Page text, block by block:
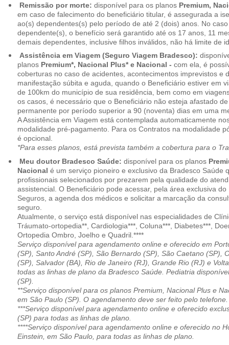
Remissão por morte: disponível para os planos Premium,
em caso de falecimento do beneficiário titular, é assegurada a
ao(s) dependentes(s) pelo período de até 2 (dois) anos. No
dependente(s), o benefício será garantido até os 17 anos, 11
demais dependentes, inclusive filhos inválidos, não há limite de
Assistência em Viagem (Seguro Viagem Bradesco):
planos Premium*, Nacional Plus* e Nacional - com ela, é
coberturas no caso de acidentes, acontecimentos imprevistos e
manifestação súbita e aguda, quando o Beneficiário estiver em
de 100km do município de sua residência, bem como em
os casos, é necessário que o Beneficiário não esteja afastado
permanente por período superior a 90 (noventa) dias em uma
A Assistência em Viagem está contemplada automaticamente
modalidade pré-pagamento. Para os Contratos na modalidade
é opcional.
*Para esses planos, está prevista também a cobertura para o
Meu doutor Bradesco Saúde: disponível para os planos
Nacional é um serviço pioneiro e exclusivo da Bradesco Saúde
profissionais selecionados por prezarem pela qualidade do
assistencial. O Beneficiário pode acessar, pela área exclusiva
Seguros, a agenda dos médicos e solicitar a marcação da
seguro.
Atualmente, o serviço está disponível nas especialidades de
Tráumato-ortopedia**, Cardiologia***, Coluna***, Diabetes***,
Ortopedia Ombro, Joelho e Quadril.****
Serviço disponível para agendamento online e oferecido em
(SP), Santo André (SP), São Bernardo (SP), São Caetano (SP),
(SP), Salvador (BA), Rio de Janeiro (RJ), Grande Rio (RJ) e
todas as linhas de plano da Bradesco Saúde. Pediatria
(SP).
**Serviço disponível para os planos Premium, Nacional Plus e
em São Paulo (SP). O agendamento deve ser feito pelo telefone.
***Serviço disponível para agendamento online e oferecido
(SP) para todas as linhas de plano.
****Serviço disponível para agendamento online e oferecido no
Einstein, em São Paulo, para todas as linhas de plano.